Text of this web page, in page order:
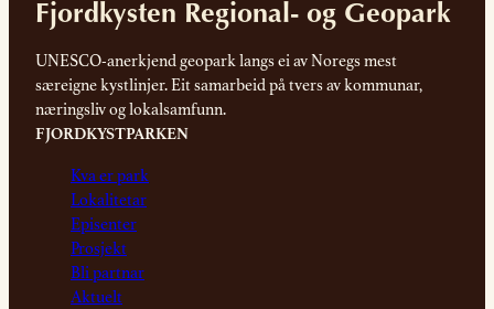
Fjordkysten Regional- og Geopark
UNESCO-anerkjend geopark langs ei av Noregs mest
særeigne kystlinjer. Eit samarbeid på tvers av kommunar,
næringsliv og lokalsamfunn.
FJORDKYSTPARKEN
Kva er park
Lokalitetar
Episenter
Prosjekt
Bli partnar
Aktuelt